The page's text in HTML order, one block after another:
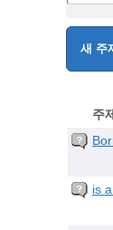
새 주
주제
is